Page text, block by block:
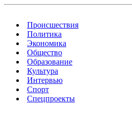
Происшествия
Политика
Экономика
Общество
Образование
Культура
Интервью
Спорт
Спецпроекты